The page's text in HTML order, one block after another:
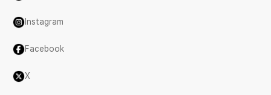
Instagram
Facebook
X